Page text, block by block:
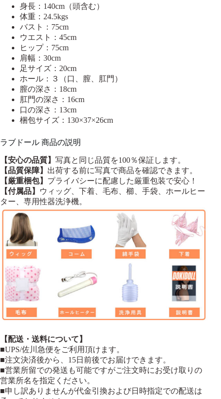
身長：140cm（頭含む）
体重：24.5kgs
バスト：75cm
ウエスト：45cm
ヒップ：75cm
肩幅：30cm
足サイズ：20cm
ホール：３（口、膣、肛門）
膣の深さ：18cm
肛門の深さ：16cm
口の深さ：13cm
梱包サイズ：130×37×26cm
ラブドール 商品の説明
【安心の品質】 写真と同じ品質を100％保証します。
【品質保障】 出荷する前に写真で商品を確認できます。
【厳重梱包】 プライバシーに配慮した厳重包装で安心！
【付属品】
ウィッグ、下着、毛布、櫛、手袋、ホールヒー
ター、専用性器洗浄機。
【配送・送料について】
■UPS/佐川急便をご利用頂けます。
■注文決済後から、15日前後でお届けできます。
■営業所留での発送も可能ですがご注文時にお受け取りの
営業所名を指定ください。
■申し訳ありませんが代金引換および日時指定での配送は